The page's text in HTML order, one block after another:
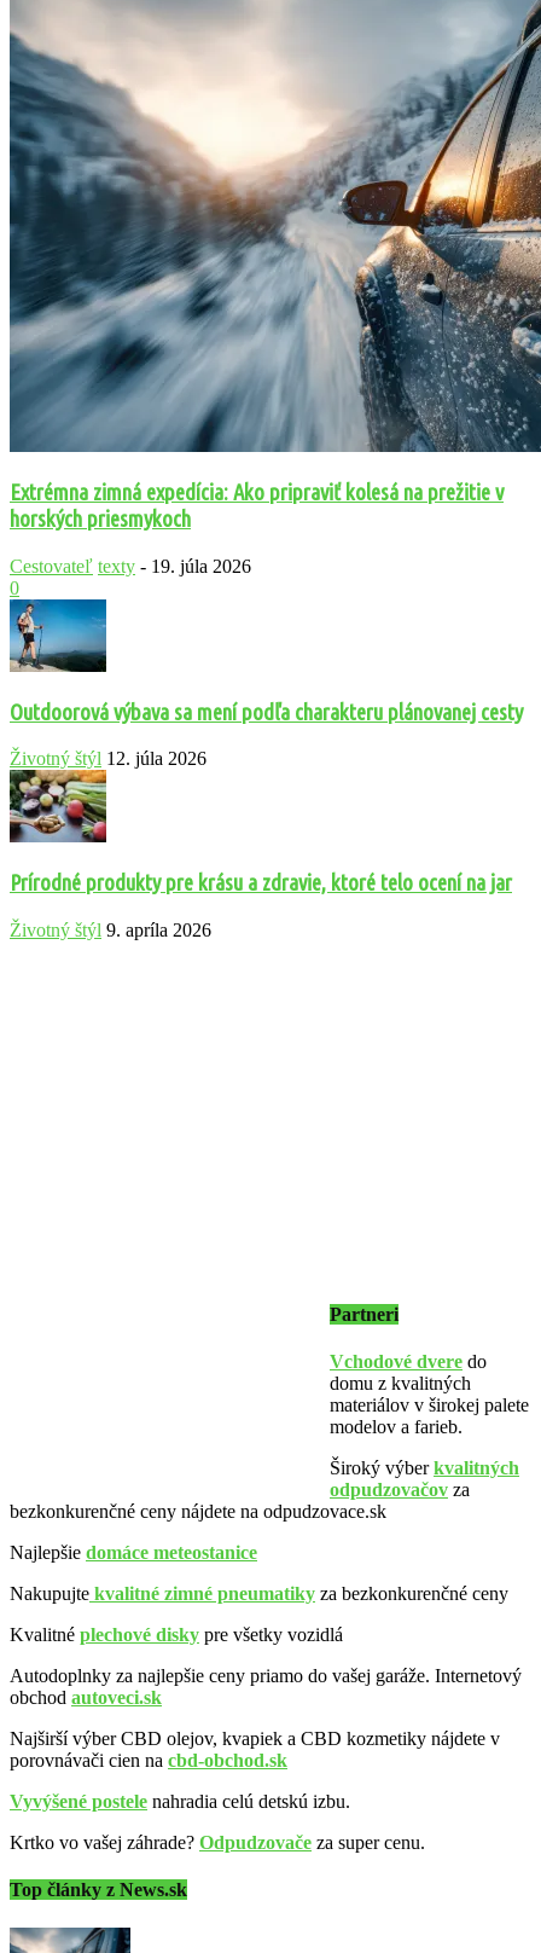
Extrémna zimná expedícia: Ako pripraviť kolesá na prežitie v
horských priesmykoch
Cestovateľ texty - 19. júla 2026
0
Outdoorová výbava sa mení podľa charakteru plánovanej cesty
Životný štýl 12. júla 2026
Prírodné produkty pre krásu a zdravie, ktoré telo ocení na jar
Životný štýl 9. apríla 2026
Partneri
Vchodové dvere do
domu z kvalitných
materiálov v širokej palete
modelov a farieb.
Široký výberkvalitných
odpudzovačov za
bezkonkurenčné ceny nájdete na odpudzovace.sk
Najlepšie domáce meteostanice
Nakupujte kvalitné zimné pneumatiky za bezkonkurenčné ceny
Kvalitné plechové disky pre všetky vozidlá
Autodoplnky za najlepšie ceny priamo do vašej garáže. Internetový
obchod autoveci.sk
Najširší výber CBD olejov, kvapiek a CBD kozmetiky nájdete v
porovnávači cien na cbd-obchod.sk
Vyvýšené postele nahradia celú detskú izbu.
Krtko vo vašej záhrade? Odpudzovače za super cenu.
Top články z News.sk